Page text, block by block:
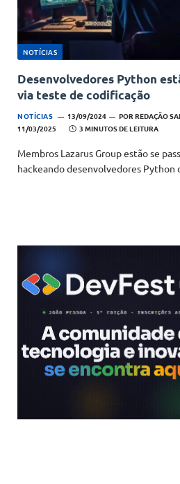
NOTÍCIAS
Desenvolvedores Python
via teste de codificação
NOTÍCIAS 13/09/2024 POR REDAÇÃO
11/03/2025
3 MINUTOS DE LEITURA
Membros Lazarus Group estão se
hackeando desenvolvedores